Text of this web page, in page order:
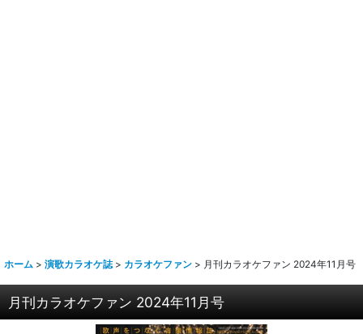
ホーム > 演歌カラオケ誌 > カラオケファン > 月刊カラオケファン 2024年11月号
月刊カラオケファン 2024年11月号